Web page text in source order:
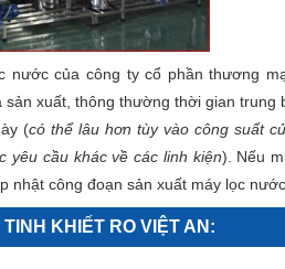
nước của công ty cổ phần thương
xuất, thông thường thời gian trung
(có thể lâu hơn tùy vào công suất
yêu cầu khác về các linh kiện). Nếu
nhật công đoạn sản xuất máy lọc
KHIẾT RO VIỆT AN: